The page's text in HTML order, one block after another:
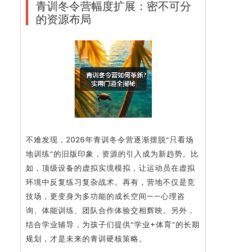
青训冬令营幅度扩展：密不可分
的资源布局
不难发现，2026年青训冬令营逐渐摆脱“只看场
地训练”的旧版印象，资源的引入成为新趋势。比
如，顶级设备的虚拟实境模拟，让运动员在虚拟
环境中反复练习复杂战术。再有，营地不仅是竞
技场，更变身为多功能的成长空间——心理咨
询、体能训练、团队合作体验交相辉映。另外，
结合学业辅导，为孩子们提供“学业+体育”的长期
规划，才是未来的青训硬核策略。